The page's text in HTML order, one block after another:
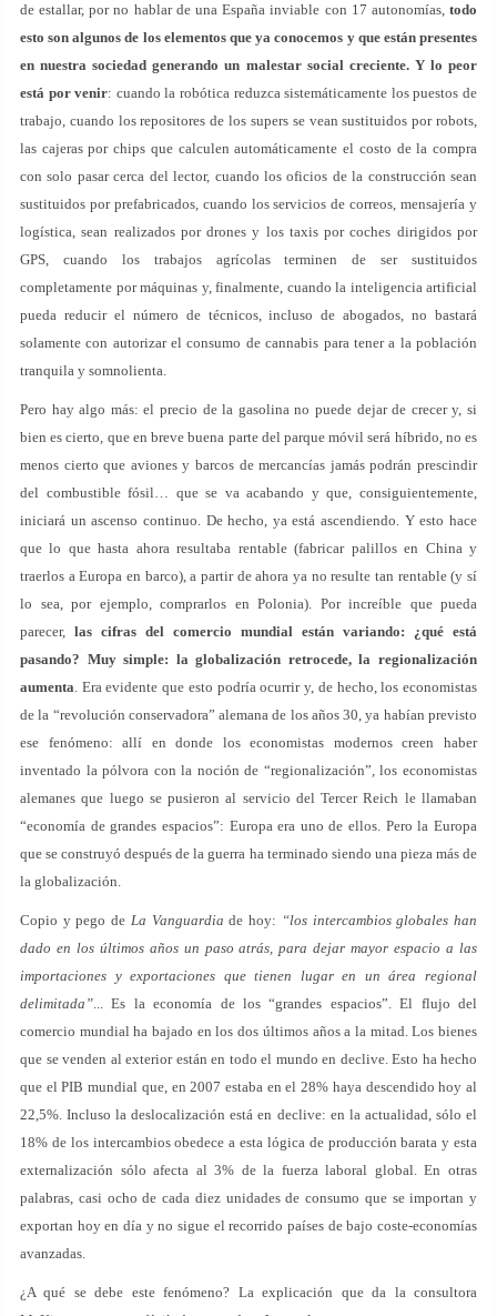
de estallar, por no hablar de una España inviable con 17 autonomías, todo
esto son algunos de los elementos que ya conocemos y que están presentes
en nuestra sociedad generando un malestar social creciente. Y lo peor
está por venir: cuando la robótica reduzca sistemáticamente los puestos de
trabajo, cuando los repositores de los supers se vean sustituidos por robots,
las cajeras por chips que calculen automáticamente el costo de la compra
con solo pasar cerca del lector, cuando los oficios de la construcción sean
sustituidos por prefabricados, cuando los servicios de correos, mensajería y
logística, sean realizados por drones y los taxis por coches dirigidos por
GPS, cuando los trabajos agrícolas terminen de ser sustituidos
completamente por máquinas y, finalmente, cuando la inteligencia artificial
pueda reducir el número de técnicos, incluso de abogados, no bastará
solamente con autorizar el consumo de cannabis para tener a la población
tranquila y somnolienta.
Pero hay algo más: el precio de la gasolina no puede dejar de crecer y, si
bien es cierto, que en breve buena parte del parque móvil será híbrido, no es
menos cierto que aviones y barcos de mercancías jamás podrán prescindir
del combustible fósil… que se va acabando y que, consiguientemente,
iniciará un ascenso continuo. De hecho, ya está ascendiendo. Y esto hace
que lo que hasta ahora resultaba rentable (fabricar palillos en China y
traerlos a Europa en barco), a partir de ahora ya no resulte tan rentable (y sí
lo sea, por ejemplo, comprarlos en Polonia). Por increíble que pueda
parecer, las cifras del comercio mundial están variando: ¿qué está
pasando? Muy simple: la globalización retrocede, la regionalización
aumenta. Era evidente que esto podría ocurrir y, de hecho, los economistas
de la “revolución conservadora” alemana de los años 30, ya habían previsto
ese fenómeno: allí en donde los economistas modernos creen haber
inventado la pólvora con la noción de “regionalización”, los economistas
alemanes que luego se pusieron al servicio del Tercer Reich le llamaban
“economía de grandes espacios”: Europa era uno de ellos. Pero la Europa
que se construyó después de la guerra ha terminado siendo una pieza más de
la globalización.
Copio y pego de La Vanguardia de hoy: “los intercambios globales han
dado en los últimos años un paso atrás, para dejar mayor espacio a las
importaciones y exportaciones que tienen lugar en un área regional
delimitada”... Es la economía de los “grandes espacios”. El flujo del
comercio mundial ha bajado en los dos últimos años a la mitad. Los bienes
que se venden al exterior están en todo el mundo en declive. Esto ha hecho
que el PIB mundial que, en 2007 estaba en el 28% haya descendido hoy al
22,5%. Incluso la deslocalización está en declive: en la actualidad, sólo el
18% de los intercambios obedece a esta lógica de producción barata y esta
externalización sólo afecta al 3% de la fuerza laboral global. En otras
palabras, casi ocho de cada diez unidades de consumo que se importan y
exportan hoy en día y no sigue el recorrido países de bajo coste-economías
avanzadas.
¿A qué se debe este fenómeno? La explicación que da la consultora